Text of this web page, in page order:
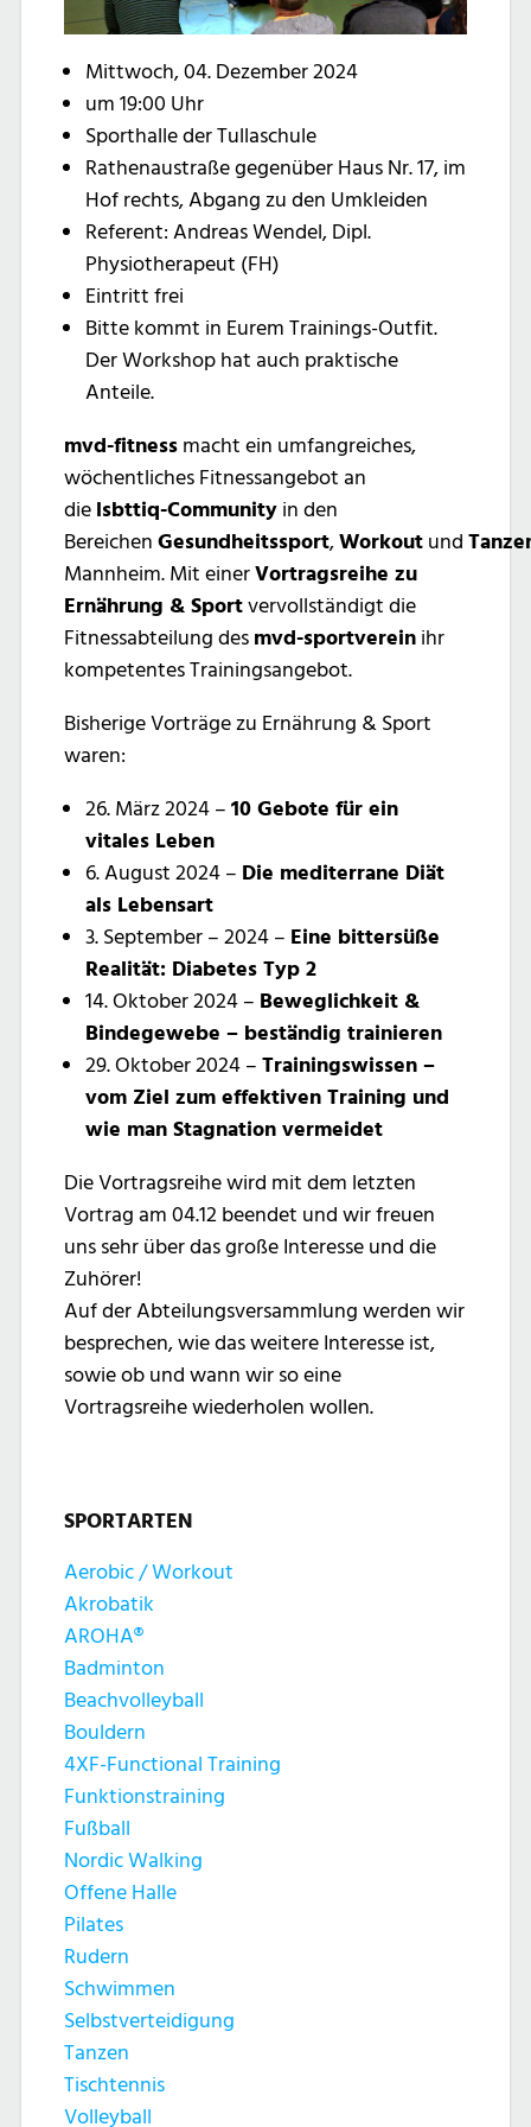
Mittwoch, 04. Dezember 2024
um 19:00 Uhr
Sporthalle der Tullaschule
Rathenaustraße gegenüber Haus Nr. 17, im
Hof rechts, Abgang zu den Umkleiden
Referent: Andreas Wendel, Dipl.
Physiotherapeut (FH)
Eintritt frei
Bitte kommt in Eurem Trainings-Outfit.
Der Workshop hat auch praktische
Anteile.
mvd-fitness macht ein umfangreiches,
wöchentliches Fitnessangebot an
die lsbttiq-Community in den
Bereichen Gesundheitssport,Workout und
Mannheim. Mit einerVortragsreihe zu
Ernährung & Sportvervollständigt die
Fitnessabteilung des mvd-sportverein ihr
kompetentes Trainingsangebot.
Bisherige Vorträge zu Ernährung & Sport
waren:
26. März 2024 – 10 Gebote für ein
vitales Leben
6. August 2024 – Die mediterrane Diät
als Lebensart
3. September – 2024 – Eine bittersüße
Realität: Diabetes Typ 2
14. Oktober 2024 – Beweglichkeit &
Bindegewebe – beständig trainieren
29. Oktober 2024 – Trainingswissen –
vom Ziel zum effektiven Training und
wie man Stagnation vermeidet
Die Vortragsreihe wird mit dem letzten
Vortrag am 04.12 beendet und wir freuen
uns sehr über das große Interesse und die
Zuhörer!
Auf der Abteilungsversammlung werden wir
besprechen, wie das weitere Interesse ist,
sowie ob und wann wir so eine
Vortragsreihe wiederholen wollen.
SPORTARTEN
Aerobic / Workout
Akrobatik
AROHA®
Badminton
Beachvolleyball
Bouldern
4XF-Functional Training
Funktionstraining
Fußball
Nordic Walking
Offene Halle
Pilates
Rudern
Schwimmen
Selbstverteidigung
Tanzen
Tischtennis
Volleyball